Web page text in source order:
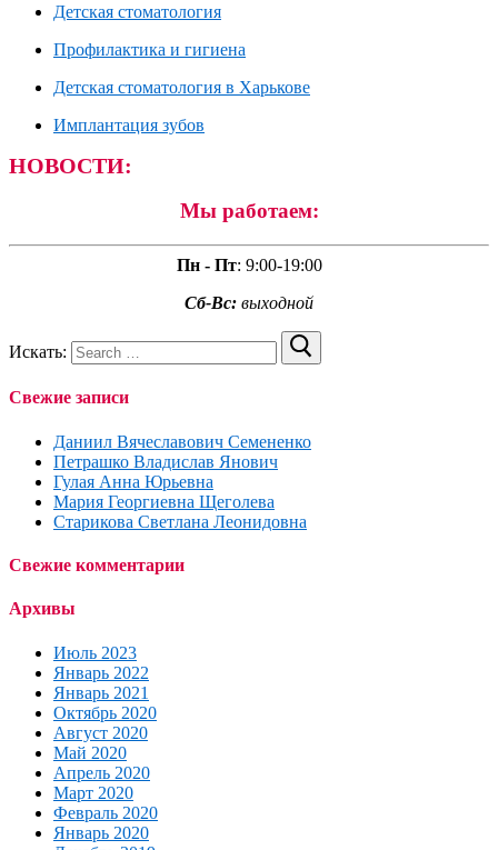
Детская стоматология
Профилактика и гигиена
Детская стоматология в Харькове
Имплантация зубов
НОВОСТИ:
Мы работаем:
Пн - Пт: 9:00-19:00
Сб-Вс: выходной
Искать:
Свежие записи
Даниил Вячеславович Семененко
Петрашко Владислав Янович
Гулая Анна Юрьевна
Мария Георгиевна Щеголева
Старикова Светлана Леонидовна
Свежие комментарии
Архивы
Июль 2023
Январь 2022
Январь 2021
Октябрь 2020
Август 2020
Май 2020
Апрель 2020
Март 2020
Февраль 2020
Январь 2020